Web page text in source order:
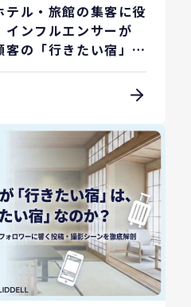
テル・旅館の集客に役
インフルエンサーが
客の「行きたい宿」な